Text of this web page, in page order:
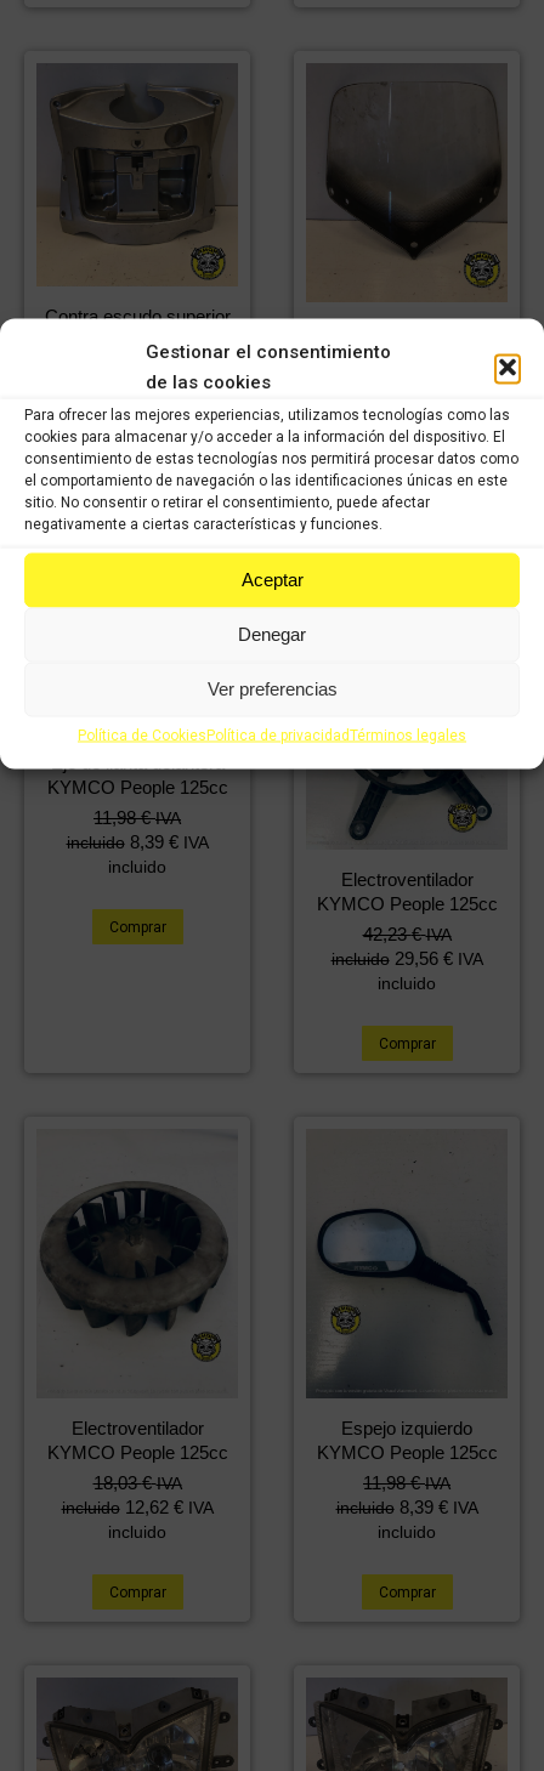
Gestionar el consentimiento
de las cookies
Para ofrecer las mejores experiencias, utilizamos tecnologías como las
cookies para almacenar y/o acceder a la información del dispositivo. El
consentimiento de estas tecnologías nos permitirá procesar datos como
el comportamiento de navegación o las identificaciones únicas en este
sitio. No consentir o retirar el consentimiento, puede afectar
negativamente a ciertas características y funciones.
Aceptar
Denegar
Ver preferencias
Política de CookiesPolítica de privacidadTérminos legales
Contra escudo superior
KYMCO People 125cc
IVA
29,56 €
incluido
Comprar
125cc
incluido 38,03 € IVA
incluido
Comprar
KYMCO People 125cc
11,98€ IVA
incluido 8,39 € IVA
incluido
Comprar
Electroventilador
KYMCO People 125cc
42,23€ IVA
incluido 29,56 € IVA
incluido
Comprar
Electroventilador
KYMCO People 125cc
18,03€ IVA
incluido 12,62 € IVA
incluido
Comprar
Espejo izquierdo
KYMCO People 125cc
11,98€ IVA
incluido 8,39 € IVA
incluido
Comprar